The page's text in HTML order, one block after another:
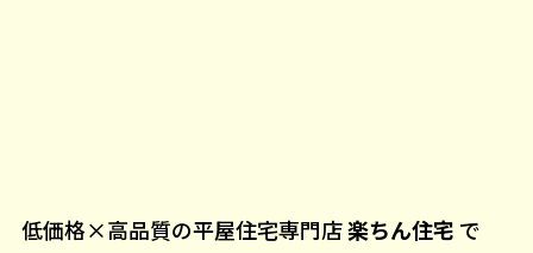
低価格×高品質の平屋住宅専門店楽ちん住宅 で